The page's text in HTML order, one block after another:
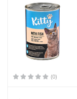
(0)